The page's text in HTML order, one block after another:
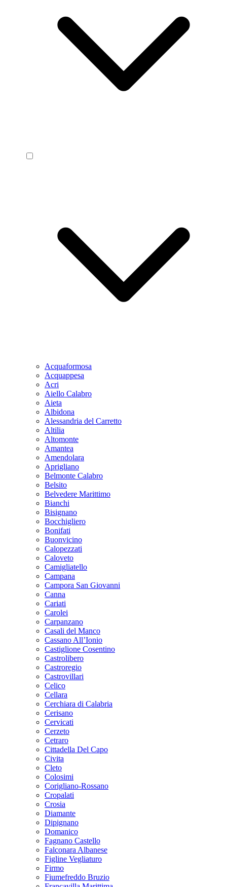
Acquaformosa
Acquappesa
Acri
Aiello Calabro
Aieta
Albidona
Alessandria del Carretto
Altilia
Altomonte
Amantea
Amendolara
Aprigliano
Belmonte Calabro
Belsito
Belvedere Marittimo
Bianchi
Bisignano
Bocchigliero
Bonifati
Buonvicino
Calopezzati
Caloveto
Camigliatello
Campana
Campora San Giovanni
Canna
Cariati
Carolei
Carpanzano
Casali del Manco
Cassano All’Ionio
Castiglione Cosentino
Castrolibero
Castroregio
Castrovillari
Celico
Cellara
Cerchiara di Calabria
Cerisano
Cervicati
Cerzeto
Cetraro
Cittadella Del Capo
Civita
Cleto
Colosimi
Corigliano-Rossano
Cropalati
Crosia
Diamante
Dipignano
Domanico
Fagnano Castello
Falconara Albanese
Figline Vegliaturo
Firmo
Fiumefreddo Bruzio